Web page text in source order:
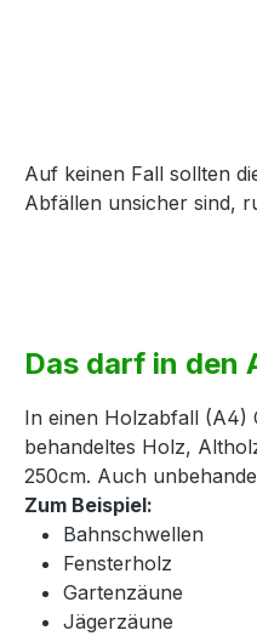
Auf keinen Fall sollten
Abfällen unsicher sind,
Das darf in den
In einen Holzabfall (A4)
behandeltes Holz,
250cm. Auch
Zum Beispiel:
Bahnschwellen
Fensterholz
Gartenzäune
Jägerzäune